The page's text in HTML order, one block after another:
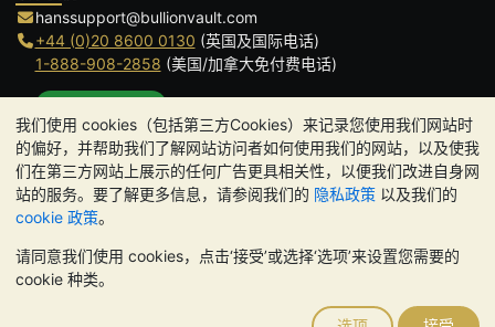
我们使用 cookies（包括第三方Cookies）来记录您使用我们网站时
的偏好，并帮助我们了解网站访问者如何使用我们的网站，以及使我
们在第三方网站上展示的任何广告更具相关性，以便我们改进自身网
站的服务。要了解更多信息，请参阅我们的 隐私政策 以及我们的
cookie 政策。
请同意我们使用 cookies，点击‘接受’或选择‘选项’来设置您需要的
cookie 种类。
hanssupport@bullionvault.com
+44 (0)20 8600 0130 (英国及国际电话)
1-888-908-2858 (美国/加拿大免付费电话)
办公时间:
9am to 8:30pm (英国时间), 周一至周五
Galmarley Ltd T/A BullionVault
3 Shortlands (7th Floor)
London
W6 8DA